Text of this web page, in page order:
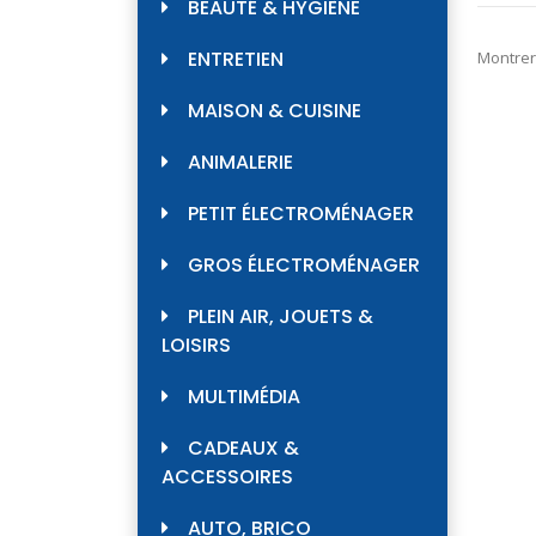
BEAUTÉ & HYGIÈNE
ENTRETIEN
MAISON & CUISINE
ANIMALERIE
PETIT ÉLECTROMÉNAGER
GROS ÉLECTROMÉNAGER
PLEIN AIR, JOUETS &
LOISIRS
MULTIMÉDIA
CADEAUX &
ACCESSOIRES
AUTO, BRICO